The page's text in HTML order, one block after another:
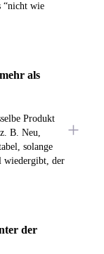
“nicht wie
als
Produkt
B. Neu,
solange
wiedergibt, der
der